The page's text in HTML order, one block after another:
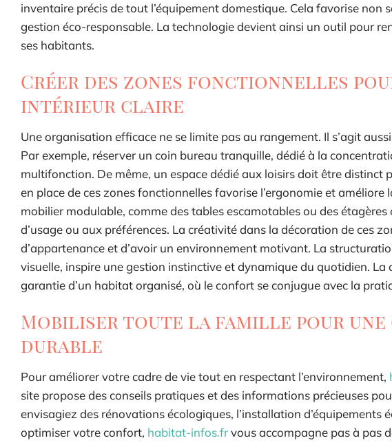
inventaire précis de tout l’équipement domestique. Cela favorise
gestion éco-responsable. La technologie devient ainsi un outil pour
ses habitants.
Créer des zones fonctionnelles
intérieur claire
Une organisation efficace ne se limite pas au rangement. Il s’agit
Par exemple, réserver un coin bureau tranquille, dédié à la
multifonction. De même, un espace dédié aux loisirs doit être distinct
en place de ces zones fonctionnelles favorise l’ergonomie et
mobilier modulable, comme des tables escamotables ou des étagères
d’usage ou aux préférences. La créativité dans la décoration de ces
d’appartenance et d’avoir un environnement motivant. La
visuelle, inspire une gestion instinctive et dynamique du quotidien. La
garantie d’un habitat organisé, où le confort se conjugue avec la
Mobiliser toute la famille pour
durable
Pour améliorer votre cadre de vie tout en respectant l’environnement,
site propose des conseils pratiques et des informations précieuses
envisagiez des rénovations écologiques, l’installation d’équipements
optimiser votre confort, habitat-infos.frvous accompagne pas à pas